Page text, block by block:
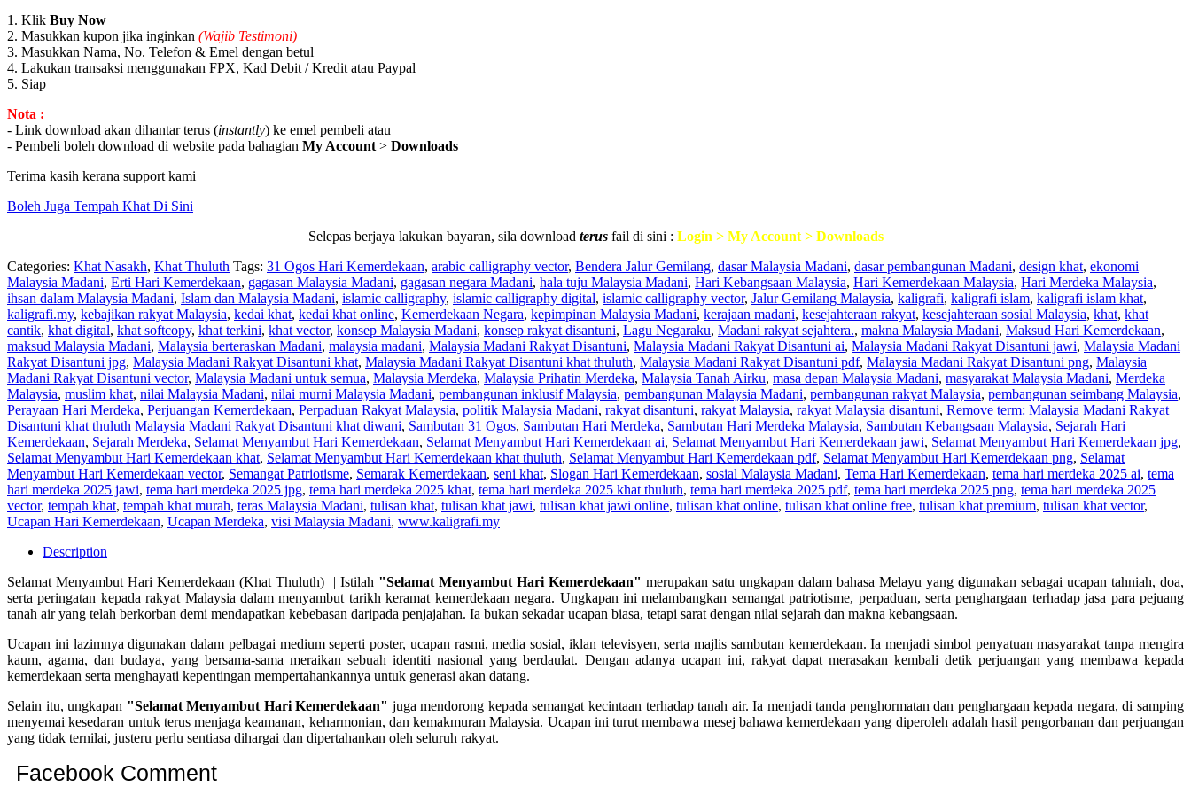
1. Klik Buy Now
2. Masukkan kupon jika inginkan (Wajib Testimoni)
3. Masukkan Nama, No. Telefon & Emel dengan betul
4. Lakukan transaksi menggunakan FPX, Kad Debit / Kredit atau Paypal
5. Siap
Nota :
- Link download akan dihantar terus (instantly) ke emel pembeli atau
- Pembeli boleh download di website pada bahagian My Account > Downloads
Terima kasih kerana support kami
Boleh Juga Tempah Khat Di Sini
Selepas berjaya lakukan bayaran, sila download terusfail di sini : Login > My Account > Downloads
Categories: Khat Nasakh, Khat Thuluth Tags: 31 Ogos Hari Kemerdekaan, arabic calligraphy vector, Bendera Jalur Gemilang, dasar Malaysia Madani, dasar pembangunan Madani, design khat, ekonomi
Malaysia Madani, Erti Hari Kemerdekaan, gagasan Malaysia Madani, gagasan negara Madani, hala tuju Malaysia Madani, Hari Kebangsaan Malaysia, Hari Kemerdekaan Malaysia, Hari Merdeka Malaysia,
ihsan dalam Malaysia Madani, Islam dan Malaysia Madani, islamic calligraphy, islamic calligraphy digital, islamic calligraphy vector, Jalur Gemilang Malaysia, kaligrafi, kaligrafi islam, kaligrafi islam khat,
kaligrafi.my, kebajikan rakyat Malaysia, kedai khat, kedai khat online, Kemerdekaan Negara, kepimpinan Malaysia Madani, kerajaan madani, kesejahteraan rakyat, kesejahteraan sosial Malaysia, khat, khat
cantik, khat digital, khat softcopy, khat terkini, khat vector, konsep Malaysia Madani, konsep rakyat disantuni, Lagu Negaraku, Madani rakyat sejahtera., makna Malaysia Madani, Maksud Hari Kemerdekaan,
maksud Malaysia Madani, Malaysia berteraskan Madani, malaysia madani, Malaysia Madani Rakyat Disantuni, Malaysia Madani Rakyat Disantuni ai, Malaysia Madani Rakyat Disantuni jawi, Malaysia Madani
Rakyat Disantuni jpg, Malaysia Madani Rakyat Disantuni khat, Malaysia Madani Rakyat Disantuni khat thuluth, Malaysia Madani Rakyat Disantuni pdf, Malaysia Madani Rakyat Disantuni png, Malaysia
Madani Rakyat Disantuni vector, Malaysia Madani untuk semua, Malaysia Merdeka, Malaysia Prihatin Merdeka, Malaysia Tanah Airku, masa depan Malaysia Madani, masyarakat Malaysia Madani, Merdeka
Malaysia, muslim khat, nilai Malaysia Madani, nilai murni Malaysia Madani, pembangunan inklusif Malaysia, pembangunan Malaysia Madani, pembangunan rakyat Malaysia, pembangunan seimbang Malaysia,
Perayaan Hari Merdeka, Perjuangan Kemerdekaan, Perpaduan Rakyat Malaysia, politik Malaysia Madani, rakyat disantuni, rakyat Malaysia, rakyat Malaysia disantuni, Remove term: Malaysia Madani Rakyat
Disantuni khat thuluth Malaysia Madani Rakyat Disantuni khat diwani, Sambutan 31 Ogos, Sambutan Hari Merdeka, Sambutan Hari Merdeka Malaysia, Sambutan Kebangsaan Malaysia, Sejarah Hari
Kemerdekaan, Sejarah Merdeka, Selamat Menyambut Hari Kemerdekaan, Selamat Menyambut Hari Kemerdekaan ai, Selamat Menyambut Hari Kemerdekaan jawi, Selamat Menyambut Hari Kemerdekaan jpg,
Selamat Menyambut Hari Kemerdekaan khat, Selamat Menyambut Hari Kemerdekaan khat thuluth, Selamat Menyambut Hari Kemerdekaan pdf, Selamat Menyambut Hari Kemerdekaan png, Selamat
Menyambut Hari Kemerdekaan vector, Semangat Patriotisme, Semarak Kemerdekaan, seni khat, Slogan Hari Kemerdekaan, sosial Malaysia Madani, Tema Hari Kemerdekaan, tema hari merdeka 2025 ai, tema
hari merdeka 2025 jawi, tema hari merdeka 2025 jpg, tema hari merdeka 2025 khat, tema hari merdeka 2025 khat thuluth, tema hari merdeka 2025 pdf, tema hari merdeka 2025 png, tema hari merdeka 2025
vector, tempah khat, tempah khat murah, teras Malaysia Madani, tulisan khat, tulisan khat jawi, tulisan khat jawi online, tulisan khat online, tulisan khat online free, tulisan khat premium, tulisan khat vector,
Ucapan Hari Kemerdekaan, Ucapan Merdeka, visi Malaysia Madani, www.kaligrafi.my
Description
Selamat Menyambut Hari Kemerdekaan (Khat Thuluth) | Istilah "Selamat Menyambut Hari Kemerdekaan" merupakan satu ungkapan dalam bahasa Melayu yang digunakan sebagai ucapan tahniah, doa,
serta peringatan kepada rakyat Malaysia dalam menyambut tarikh keramat kemerdekaan negara. Ungkapan ini melambangkan semangat patriotisme, perpaduan, serta penghargaan terhadap jasa para pejuang
tanah air yang telah berkorban demi mendapatkan kebebasan daripada penjajahan. Ia bukan sekadar ucapan biasa, tetapi sarat dengan nilai sejarah dan makna kebangsaan.
Ucapan ini lazimnya digunakan dalam pelbagai medium seperti poster, ucapan rasmi, media sosial, iklan televisyen, serta majlis sambutan kemerdekaan. Ia menjadi simbol penyatuan masyarakat tanpa mengira
kaum, agama, dan budaya, yang bersama-sama meraikan sebuah identiti nasional yang berdaulat. Dengan adanya ucapan ini, rakyat dapat merasakan kembali detik perjuangan yang membawa kepada
kemerdekaan serta menghayati kepentingan mempertahankannya untuk generasi akan datang.
Selain itu, ungkapan "Selamat Menyambut Hari Kemerdekaan" juga mendorong kepada semangat kecintaan terhadap tanah air. Ia menjadi tanda penghormatan dan penghargaan kepada negara, di samping
menyemai kesedaran untuk terus menjaga keamanan, keharmonian, dan kemakmuran Malaysia. Ucapan ini turut membawa mesej bahawa kemerdekaan yang diperoleh adalah hasil pengorbanan dan perjuangan
yang tidak ternilai, justeru perlu sentiasa dihargai dan dipertahankan oleh seluruh rakyat.
Facebook Comment